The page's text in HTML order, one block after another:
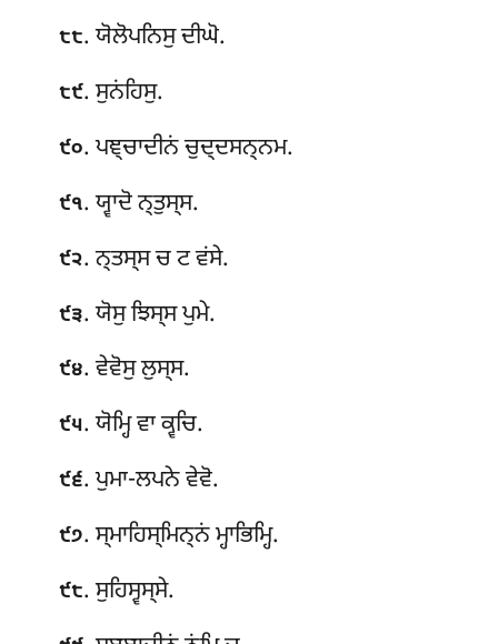
੮੮. ਯੋਲੋਪਨਿਸੁ ਦੀਘੋ.
੮੯. ਸੁਨਂਹਿਸੁ.
੯੦. ਪਞ੍ਚਾਦੀਨਂ ਚੁਦ੍ਦਸਨ੍ਨਮ.
੯੧. ਯ੍ਵਾਦੋ ਨ੍ਤੁਸ੍ਸ.
੯੨. ਨ੍ਤਸ੍ਸ ਚ ਟ ਵਂਸੇ.
੯੩. ਯੋਸੁ ਝਿਸ੍ਸ ਪੁਮੇ.
੯੪. ਵੇਵੋਸੁ ਲੁਸ੍ਸ.
੯੫. ਯੋਮ੍ਹਿ ਵਾ ਕ੍ਵਚਿ.
੯੬. ਪੁਮਾ-ਲਪਨੇ ਵੇਵੋ.
੯੭. ਸ੍ਮਾਹਿਸ੍ਮਿਨ੍ਨਂ ਮ੍ਹਾਭਿਮ੍ਹਿ.
੯੮. ਸੁਹਿਸ੍ਵਸ੍ਸੇ.